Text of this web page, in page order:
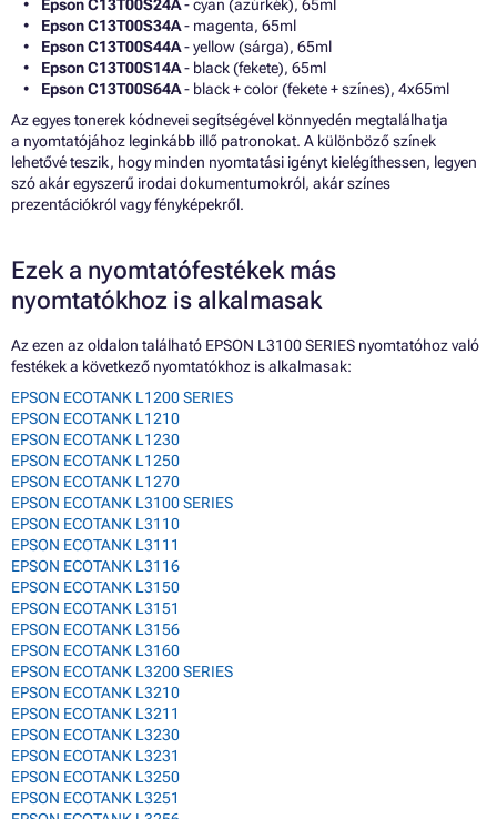
Epson C13T00S24A- cyan (azúrkék), 65ml
Epson C13T00S34A- magenta, 65ml
Epson C13T00S44A- yellow (sárga), 65ml
Epson C13T00S14A- black (fekete), 65ml
Epson C13T00S64A- black + color (fekete + színes), 4x65ml
Az egyes tonerek kódnevei segítségével könnyedén megtalálhatja
a nyomtatójához leginkább illő patronokat. A különböző színek
lehetővé teszik, hogy minden nyomtatási igényt kielégíthessen, legyen
szó akár egyszerű irodai dokumentumokról, akár színes
prezentációkról vagy fényképekről.
Ezek a nyomtatófestékek más
nyomtatókhoz is alkalmasak
Az ezen az oldalon található EPSON L3100 SERIES nyomtatóhoz való
festékek a következő nyomtatókhoz is alkalmasak:
EPSON ECOTANK L1200 SERIES
EPSON ECOTANK L1210
EPSON ECOTANK L1230
EPSON ECOTANK L1250
EPSON ECOTANK L1270
EPSON ECOTANK L3100 SERIES
EPSON ECOTANK L3110
EPSON ECOTANK L3111
EPSON ECOTANK L3116
EPSON ECOTANK L3150
EPSON ECOTANK L3151
EPSON ECOTANK L3156
EPSON ECOTANK L3160
EPSON ECOTANK L3200 SERIES
EPSON ECOTANK L3210
EPSON ECOTANK L3211
EPSON ECOTANK L3230
EPSON ECOTANK L3231
EPSON ECOTANK L3250
EPSON ECOTANK L3251